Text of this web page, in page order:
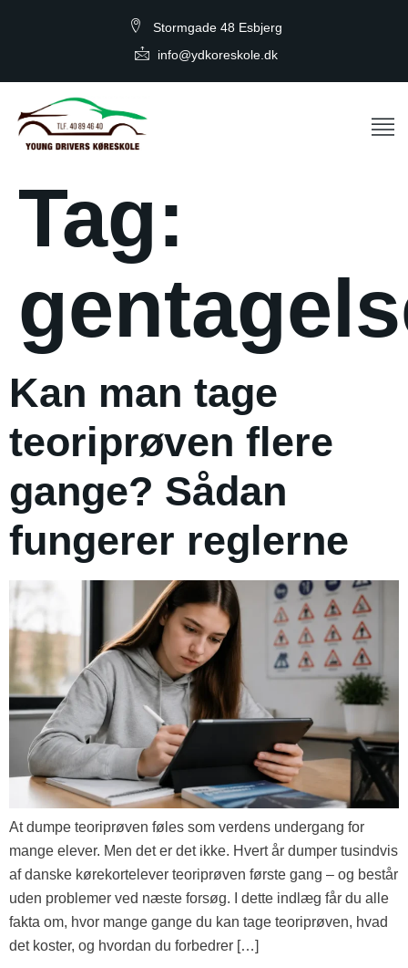
Stormgade 48 Esbjerg
info@ydkoreskole.dk
Tag:
Kan man tage
teoriprøven flere
gange? Sådan
fungerer reglerne
At dumpe teoriprøven føles som verdens undergang for
mange elever. Men det er det ikke. Hvert år dumper tusindvis
af danske kørekortelever teoriprøven første gang – og består
uden problemer ved næste forsøg. I dette indlæg får du alle
fakta om, hvor mange gange du kan tage teoriprøven, hvad
det koster, og hvordan du forbedrer […]